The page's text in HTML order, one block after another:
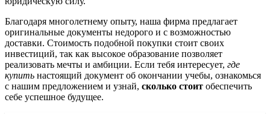
Благодаря многолетнему опыту, наша фирма предлагает
оригинальные документы недорого и с возможностью
доставки. Стоимость подобной покупки стоит своих
инвестиций, так как высокое образование позволяет
реализовать мечты и амбиции. Если тебя интересует, где
купить настоящий документ об окончании учебы, ознакомься
с нашим предложением и узнай, сколько стоит обеспечить
себе успешное будущее.